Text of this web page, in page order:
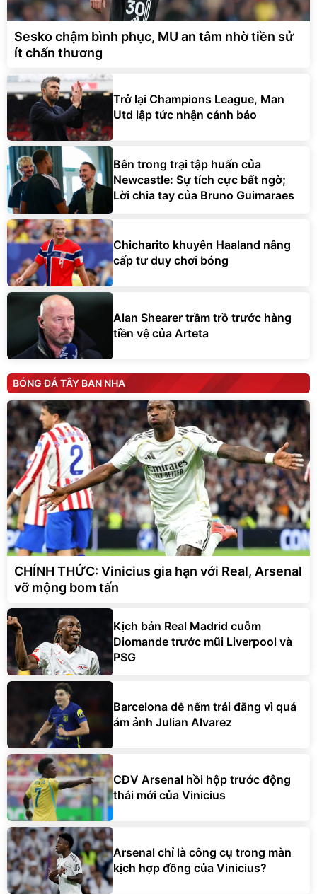
Sesko chậm bình phục, MU an tâm nhờ tiền sử
ít chấn thương
Trở lại Champions League, Man
Utd lập tức nhận cảnh báo
Bên trong trại tập huấn của
Newcastle: Sự tích cực bất ngờ;
Lời chia tay của Bruno Guimaraes
Chicharito khuyên Haaland nâng
cấp tư duy chơi bóng
Alan Shearer trầm trồ trước hàng
tiền vệ của Arteta
BÓNG ĐÁ TÂY BAN NHA
CHÍNH THỨC: Vinicius gia hạn với Real, Arsenal
vỡ mộng bom tấn
Kịch bản Real Madrid cuỗm
Diomande trước mũi Liverpool và
PSG
Barcelona dễ nếm trái đắng vì quá
ám ảnh Julian Alvarez
CĐV Arsenal hồi hộp trước động
thái mới của Vinicius
Arsenal chỉ là công cụ trong màn
kịch hợp đồng của Vinicius?